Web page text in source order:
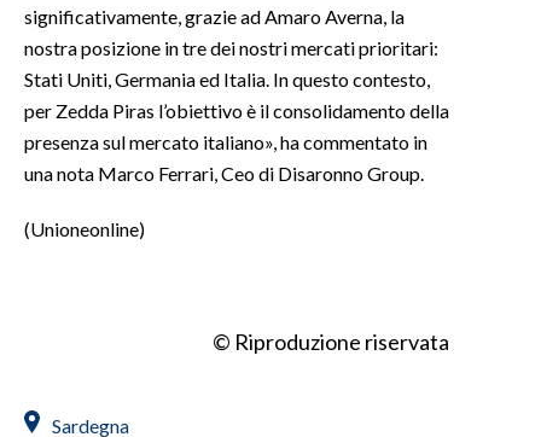
SPIAGGE
STORE
significativamente, grazie ad Amaro Averna, la
nostra posizione in tre dei nostri mercati prioritari:
Stati Uniti, Germania ed Italia. In questo contesto,
per Zedda Piras l’obiettivo è il consolidamento della
presenza sul mercato italiano», ha commentato in
una nota Marco Ferrari, Ceo di Disaronno Group.
(Unioneonline)
© Riproduzione riservata
Sardegna